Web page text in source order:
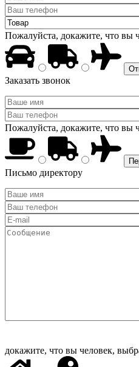
Пожалуйста, докажите, что вы
Заказать звонок
Пожалуйста, докажите, что вы
Письмо директору
докажите, что вы человек,